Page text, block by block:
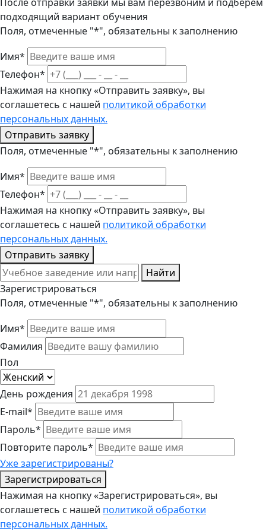
подходящий вариант обучения
Поля, отмеченные "*", обязательны к заполнению
Имя*
Телефон*
Нажимая на кнопку «Отправить заявку», вы
соглашетесь с нашей политикой обработки
персональных данных.
Отправить заявку
Поля, отмеченные "*", обязательны к заполнению
Имя*
Телефон*
Нажимая на кнопку «Отправить заявку», вы
соглашетесь с нашей политикой обработки
персональных данных.
Отправить заявку
Найти
Зарегистрироваться
Поля, отмеченные "*", обязательны к заполнению
Имя*
Фамилия
Пол
День рождения
E-mail*
Пароль*
Повторите пароль*
Уже зарегистрированы?
Зарегистрироваться
Нажимая на кнопку «Зарегистрироваться», вы
соглашетесь с нашей политикой обработки
персональных данных.